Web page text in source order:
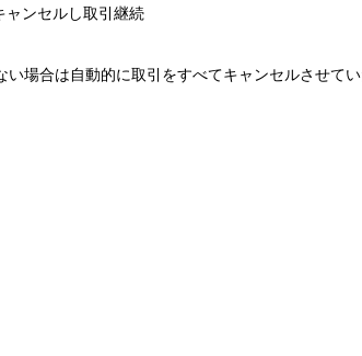
ンセルし取引継続
場合は自動的に取引をすべてキャンセルさせてい